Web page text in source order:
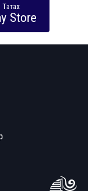
Татах
Store